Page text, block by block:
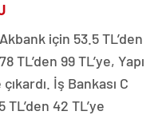
için 53.5 TL’den
TL’den 99 TL’ye, Yapı
İş Bankası C
42 TL’ye